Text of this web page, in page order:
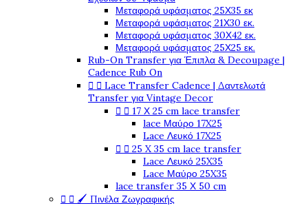
Μεταφορά υφάσματος 25Χ35 εκ
Μεταφορά υφάσματος 21Χ30 εκ.
Μεταφορά υφάσματος 30Χ42 εκ.
Μεταφορά υφάσματος 25Χ25 εκ.
Rub-On Transfer για Έπιπλα & Decoupage |
Cadence Rub On
  Lace Transfer Cadence | Δαντελωτά
Transfer για Vintage Decor
  17 Χ 25 cm lace transfer
lace Μαύρο 17X25
Lace Λευκό 17X25
  25 X 35 cm lace transfer
Lace Λευκό 25X35
Lace Μαύρο 25X35
lace transfer 35 Χ 50 cm
  🖌️ Πινέλα Ζωγραφικής